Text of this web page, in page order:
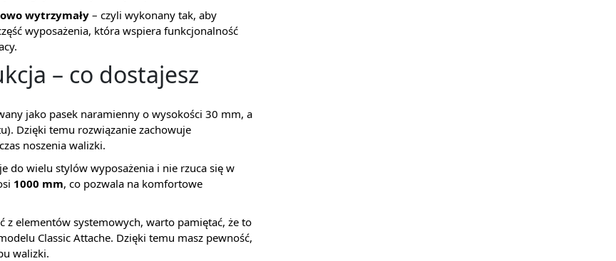
wytrzymały – czyli wykonany tak, aby
wyposażenia, która wspiera funkcjonalność
– co dostajesz
jako pasek naramienny o wysokości 30 mm, a
Dzięki temu rozwiązanie zachowuje
noszenia walizki.
do wielu stylów wyposażenia i nie rzuca się w
1000 mm, co pozwala na komfortowe
z elementów systemowych, warto pamiętać, że to
Classic Attache. Dzięki temu masz pewność,
walizki.